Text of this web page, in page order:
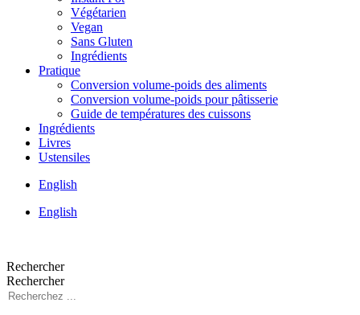
Végétarien
Vegan
Sans Gluten
Ingrédients
Pratique
Conversion volume-poids des aliments
Conversion volume-poids pour pâtisserie
Guide de températures des cuissons
Ingrédients
Livres
Ustensiles
English
English
Rechercher
Rechercher